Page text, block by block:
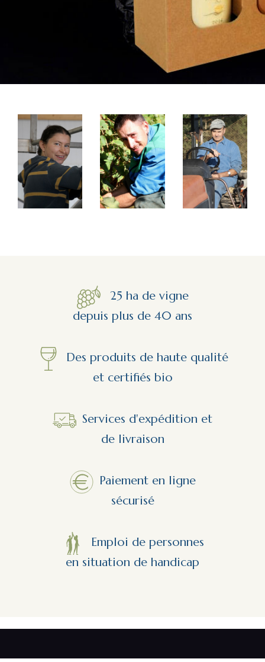
25 ha de vigne
depuis plus de 40 ans
Des produits de haute qualité
et certifiés bio
Services d'expédition et
de livraison
Paiement en ligne
sécurisé
Emploi de personnes
en situation de handicap